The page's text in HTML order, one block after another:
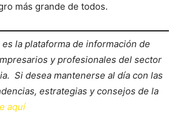
más grande de todos.
la plataforma de información de
y profesionales del sector
Si desea mantenerse al día con las
estrategias y consejos de la
aquí